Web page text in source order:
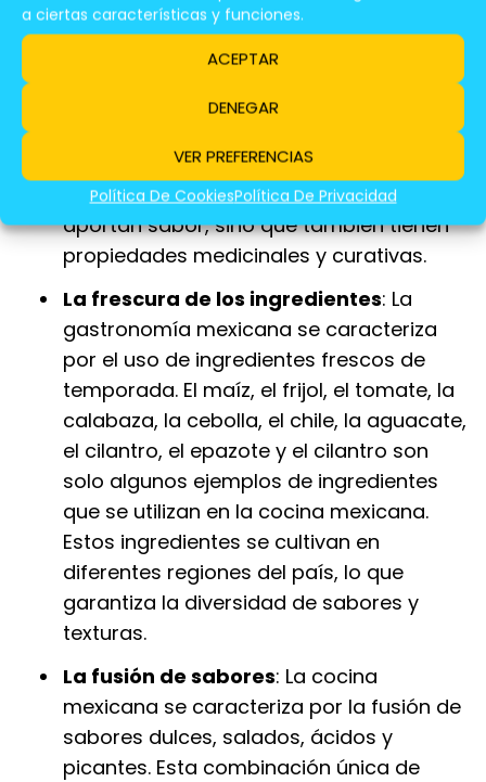
a ciertas características y funciones.
ACEPTAR
DENEGAR
VER PREFERENCIAS
Política De CookiesPolítica De Privacidad
es un país con una gran diversidad de
especias, cada una con su propia
personalidad y sabor. El chile, el comino,
el cilantro, el ajo, la cebolla, el epazote y
de especias que se utilizan en la cocina
mexicana. Estas especias no solo
aportan sabor, sino que también tienen
propiedades medicinales y curativas.
La frescura de los ingredientes: La
gastronomía mexicana se caracteriza
por el uso de ingredientes frescos de
temporada. El maíz, el frijol, el tomate, la
calabaza, la cebolla, el chile, la aguacate,
el cilantro, el epazote y el cilantro son
solo algunos ejemplos de ingredientes
que se utilizan en la cocina mexicana.
Estos ingredientes se cultivan en
diferentes regiones del país, lo que
garantiza la diversidad de sabores y
texturas.
La fusión de sabores: La cocina
mexicana se caracteriza por la fusión de
sabores dulces, salados, ácidos y
picantes. Esta combinación única de